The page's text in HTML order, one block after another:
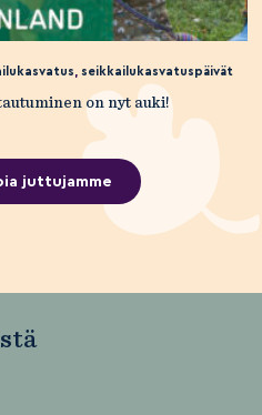
seikkailukasvatuspäivät
on nyt auki!
juttujamme